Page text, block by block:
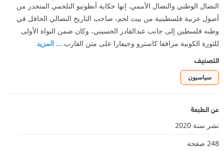
النضال الوطني والنضال الأممي. إنها حكاية أنطونيو التلحمي المنحدر من
أصول عربية فلسطينية من بيت لحم، صاحب التاريخ النضالي الحافل في
وطنه فلسطين إلى جانب عبدالقادر الحسيني، وكان ضمن النواة الأولى
للثورة الكوبية مرافقا كاسترو وجيفارا على متن القارب ... المزيد
التصنيف
سياسيون
عن الطبعة
نشر سنة 2020
248 صفحة